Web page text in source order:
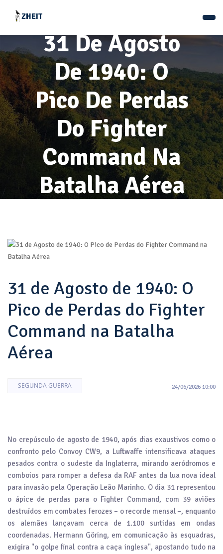
31 De Agosto
De 1940: O
Pico De Perdas
Do Fighter
Command Na
Batalha Aérea
31 de Agosto de 1940: O
Pico de Perdas do Fighter
Command na Batalha
Aérea
SEGUNDA GUERRA 24/06/2026 10:00
No crepúsculo de agosto de 1940, após dias exaustivos como o
confronto pelo Convoy CW9, a Luftwaffe intensificava ataques
pesados contra o sudeste da Inglaterra, mirando aeródromos e
comboios para romper a defesa da RAF antes da lua nova ideal
para invasão pela Operação Leão Marinho. O dia 31 representou
o ápice de perdas para o Fighter Command, com 39 aviões
destruídos em combates ferozes – o recorde mensal –, enquanto
os alemães lançavam cerca de 1.100 surtidas em ondas
coordenadas. Hermann Göring, em comunicação às esquadras,
exigira "o golpe final contra a caça inglesa", apostando tudo na